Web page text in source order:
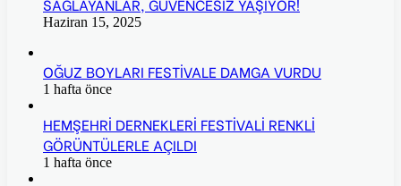
SAĞLAYANLAR, GÜVENCESİZ YAŞIYOR!
Haziran 15, 2025
OĞUZ BOYLARI FESTİVALE DAMGA VURDU
1 hafta önce
HEMŞEHRİ DERNEKLERİ FESTİVALİ RENKLİ
GÖRÜNTÜLERLE AÇILDI
1 hafta önce